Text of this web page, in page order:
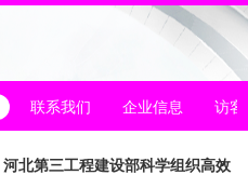
联系我们 企业信息 访客
河北第三工程建设部科学组织高效